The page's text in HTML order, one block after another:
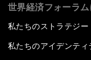
世界経済フォーラ
私たちのストラテジー
私たちのアイデンティ